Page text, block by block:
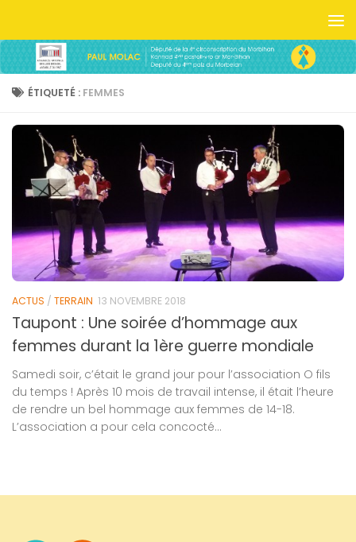
ÉTIQUETÉ : FEMMES
ACTUS / TERRAIN 13 NOVEMBRE 2018
Taupont : Une soirée d’hommage aux
femmes durant la 1ère guerre mondiale
Samedi soir, c’était le grand jour pour l’association O fils
du temps ! Après 10 mois de travail intense, il était l’heure
de rendre un bel hommage aux femmes de 14-18.
L’association a pour cela concocté...